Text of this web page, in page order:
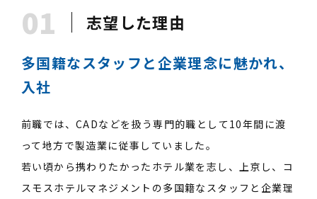
01 志望した理由
多国籍なスタッフと企業理念に魅かれ、
入社
前職では、CADなどを扱う専門的職として10年間に渡
って地方で製造業に従事していました。
若い頃から携わりたかったホテル業を志し、上京し、コ
スモスホテルマネジメントの多国籍なスタッフと企業理